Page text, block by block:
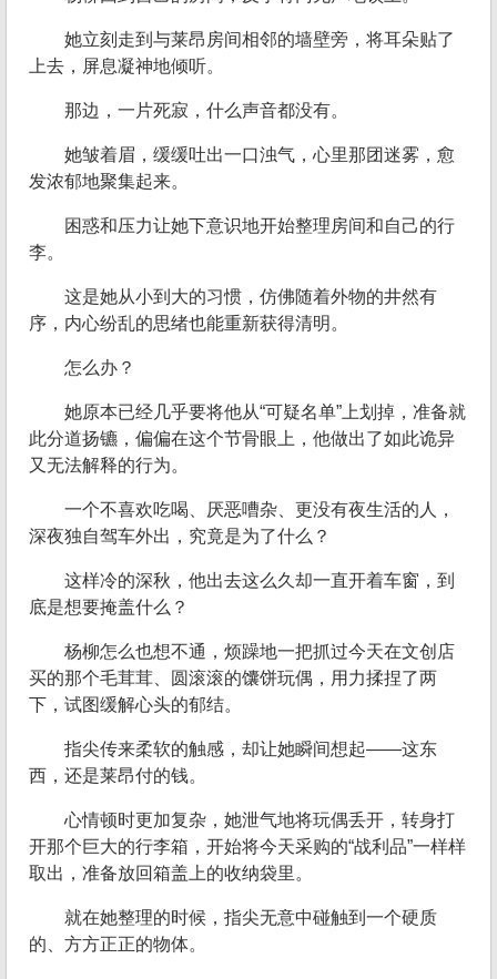
她立刻走到与莱昂房间相邻的墙壁旁，将耳朵贴了
上去，屏息凝神地倾听。
那边，一片死寂，什么声音都没有。
她皱着眉，缓缓吐出一口浊气，心里那团迷雾，愈
发浓郁地聚集起来。
困惑和压力让她下意识地开始整理房间和自己的行
李。
这是她从小到大的习惯，仿佛随着外物的井然有
序，内心纷乱的思绪也能重新获得清明。
怎么办？
她原本已经几乎要将他从“可疑名单”上划掉，准备就
此分道扬镳，偏偏在这个节骨眼上，他做出了如此诡异
又无法解释的行为。
一个不喜欢吃喝、厌恶嘈杂、更没有夜生活的人，
深夜独自驾车外出，究竟是为了什么？
这样冷的深秋，他出去这么久却一直开着车窗，到
底是想要掩盖什么？
杨柳怎么也想不通，烦躁地一把抓过今天在文创店
买的那个毛茸茸、圆滚滚的馕饼玩偶，用力揉捏了两
下，试图缓解心头的郁结。
指尖传来柔软的触感，却让她瞬间想起——这东
西，还是莱昂付的钱。
心情顿时更加复杂，她泄气地将玩偶丢开，转身打
开那个巨大的行李箱，开始将今天采购的“战利品”一样样
取出，准备放回箱盖上的收纳袋里。
就在她整理的时候，指尖无意中碰触到一个硬质
的、方方正正的物体。